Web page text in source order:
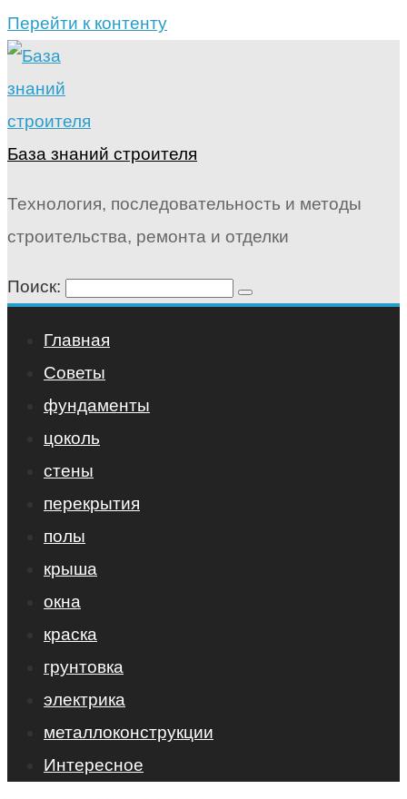
Перейти к контенту
База знаний строителя
Технология, последовательность и методы
строительства, ремонта и отделки
Поиск:
Главная
Советы
фундаменты
цоколь
стены
перекрытия
полы
крыша
окна
краска
грунтовка
электрика
металлоконструкции
Интересное